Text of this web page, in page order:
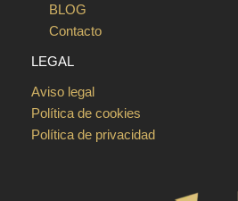
BLOG
Contacto
LEGAL
Aviso legal
Política de cookies
Política de privacidad